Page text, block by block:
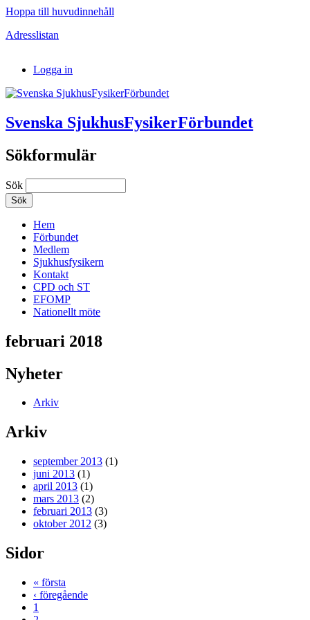
Hoppa till huvudinnehåll
Adresslistan
Logga in
Svenska SjukhusFysikerFörbundet
Sökformulär
Sök
Hem
Förbundet
Medlem
Sjukhusfysikern
Kontakt
CPD och ST
EFOMP
Nationellt möte
februari 2018
Nyheter
Arkiv
Arkiv
september 2013 (1)
juni 2013 (1)
april 2013 (1)
mars 2013 (2)
februari 2013 (3)
oktober 2012 (3)
Sidor
« första
‹ föregående
1